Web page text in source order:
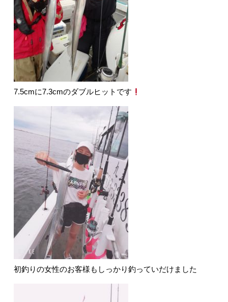
7.5cmに7.3cmのダブルヒットです
初釣りの女性のお客様もしっかり釣っていだけました